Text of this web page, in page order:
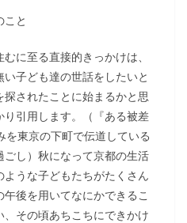
と
に至る直接的きっかけは、
子ども達の世話をしたいと
されたことに始まるかと思
引用します。（『ある被差
東京の下町で伝道している
し）秋になって京都の生活
うな子どもたちがたくさん
後を用いてなにかできるこ
その頃あちこちにできかけ